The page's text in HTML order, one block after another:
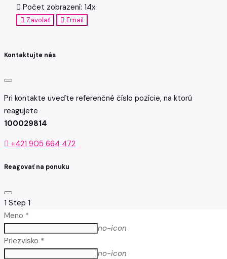
Počet zobrazení: 14x
Zavolať Email
Kontaktujte nás
Pri kontakte uveďte referenčné číslo pozície, na ktorú
reagujete
100029814
+421 905 664 472
Reagovať na ponuku
1 Step 1
Meno *
no-icon
Priezvisko *
no-icon